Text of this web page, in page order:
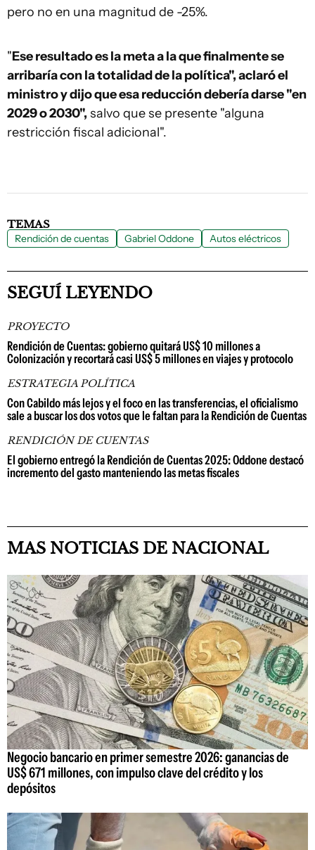
pero no en una magnitud de -25%.
"Ese resultado es la meta a la que finalmente se
arribaría con la totalidad de la política", aclaró el
ministro y dijo que esa reducción debería darse "en
2029 o 2030", salvo que se presente "alguna
restricción fiscal adicional".
TEMAS
Rendición de cuentas Gabriel Oddone Autos eléctricos
SEGUÍ LEYENDO
PROYECTO
Rendición de Cuentas: gobierno quitará US$ 10 millones a
Colonización y recortará casi US$ 5 millones en viajes y protocolo
ESTRATEGIA POLÍTICA
Con Cabildo más lejos y el foco en las transferencias, el oficialismo
sale a buscar los dos votos que le faltan para la Rendición de Cuentas
RENDICIÓN DE CUENTAS
El gobierno entregó la Rendición de Cuentas 2025: Oddone destacó
incremento del gasto manteniendo las metas fiscales
MAS NOTICIAS DE NACIONAL
Negocio bancario en primer semestre 2026: ganancias de
US$ 671 millones, con impulso clave del crédito y los
depósitos